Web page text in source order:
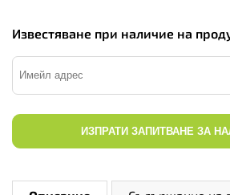
Известяване при наличие на
ИЗПРАТИ ЗАПИТВАНЕ ЗА